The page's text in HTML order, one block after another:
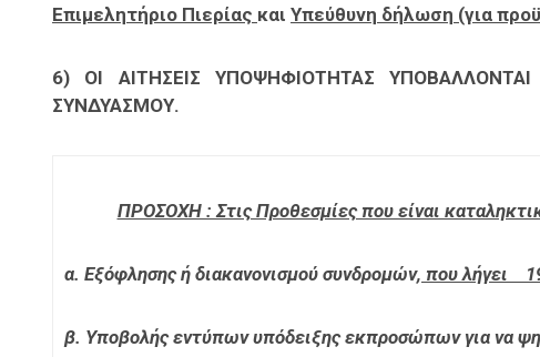
Επιμελητήριο Πιερίας και Υπεύθυνη δήλωση (για
6) OI ΑΙΤΗΣΕΙΣ ΥΠΟΨΗΦΙΟΤΗΤΑΣ
ΣΥΝΔΥΑΣΜΟΥ.
ΠΡΟΣΟΧΗ : Στις Προθεσμίες που είναι
α. Εξόφλησης ή διακανονισμού συνδρομών, που λήγει
β. Υποβολής εντύπων υπόδειξης εκπροσώπων για να